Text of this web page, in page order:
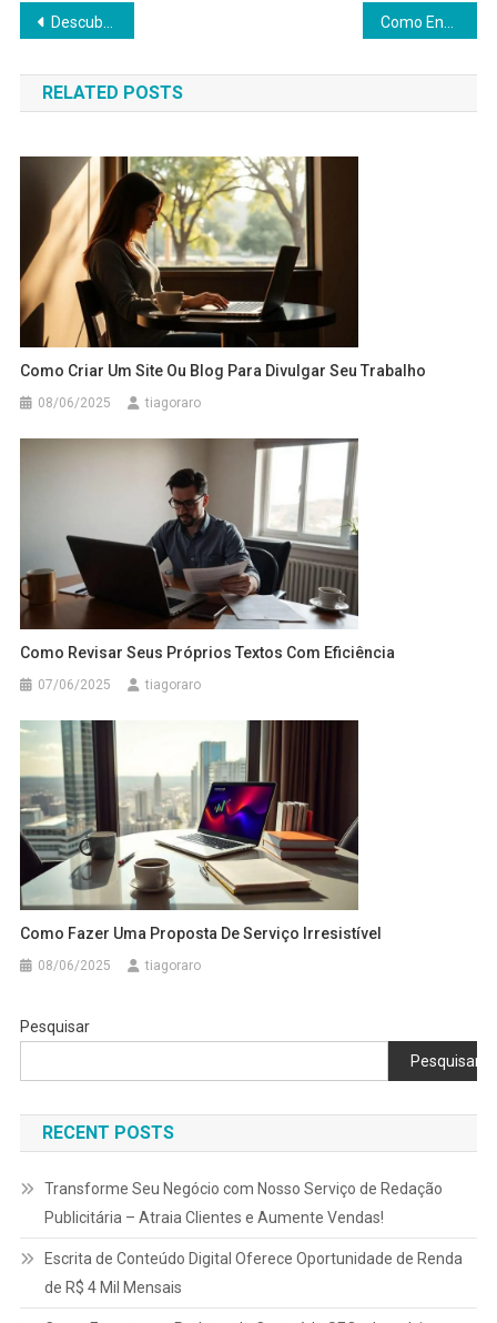
Navegação
de
Post
Descubra o que faz um redator digital! Como Encontrar o Redator de Conteúdo SEO e Impulsionar Seu Tráfego
RELATED POSTS
Como Criar Um Site Ou Blog Para Divulgar Seu Trabalho
08/06/2025 tiagoraro
Como Revisar Seus Próprios Textos Com Eficiência
07/06/2025 tiagoraro
Como Fazer Uma Proposta De Serviço Irresistível
08/06/2025 tiagoraro
Pesquisar
Pesquisar
RECENT POSTS
Transforme Seu Negócio com Nosso Serviço de Redação
Publicitária – Atraia Clientes e Aumente Vendas!
Escrita de Conteúdo Digital Oferece Oportunidade de Renda
de R$ 4 Mil Mensais